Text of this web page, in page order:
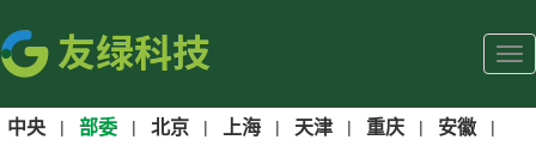
中央 | 部委 | 北京 | 上海 | 天津 | 重庆 | 安徽 |